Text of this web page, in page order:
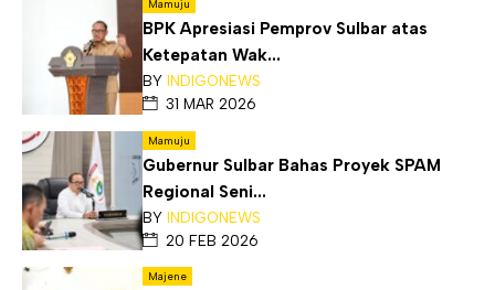
Mamuju
BPK Apresiasi Pemprov Sulbar atas
Ketepatan Wak...
BY INDIGONEWS
31 MAR 2026
Mamuju
Gubernur Sulbar Bahas Proyek SPAM
Regional Seni...
BY INDIGONEWS
20 FEB 2026
Majene